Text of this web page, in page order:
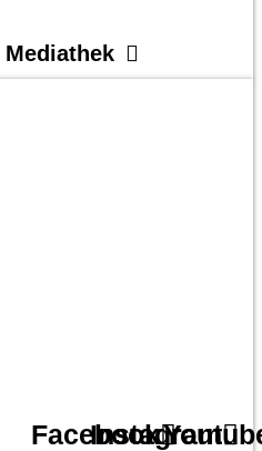
Mediathek
Facebook
Instagram